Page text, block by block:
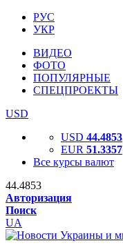
РУС
УКР
ВИДЕО
ФОТО
ПОПУЛЯРНЫЕ
СПЕЦПРОЕКТЫ
USD
USD 44.4853
EUR 51.3357
Все курсы валют
44.4853
Авторизация
Поиск
UA